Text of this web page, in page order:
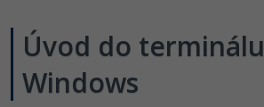
SQL a databáze
Testování a verzování
JavaScript
Python
C# Game developer
Webdesigner
PHP -80%
-80%
WordPress
-30%
Úvod do terminálu
Windows